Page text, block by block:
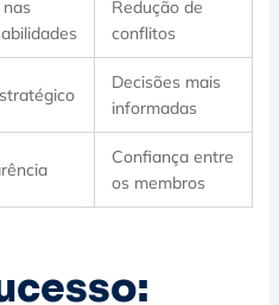
Redução de
conflitos
Decisões mais
informadas
Confiança entre
os membros